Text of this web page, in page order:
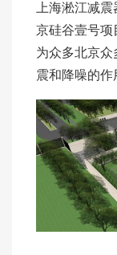
上海淞江减
京硅谷壹号项
为众多北京
震和降噪的作